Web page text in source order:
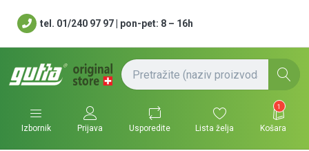
tel. 01/240 97 97 | pon-pet: 8 – 16h
Izbornik Prijava Usporedite Lista želja
1
Košara